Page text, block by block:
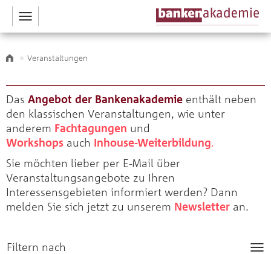
Toggle
navigation
Veranstaltungen
Das Angebot der Bankenakademie enthält neben
den klassischen Veranstaltungen, wie unter
anderem Fachtagungen und
Workshops auch Inhouse-Weiterbildung.
Sie möchten lieber per E-Mail über
Veranstaltungsangebote zu Ihren
Interessensgebieten informiert werden? Dann
melden Sie sich jetzt zu unserem Newsletter an.
Filtern nach